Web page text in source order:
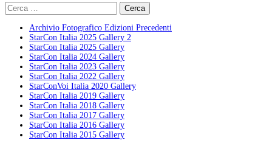
Ricerca
per:
Archivio Fotografico Edizioni Precedenti
StarCon Italia 2025 Gallery 2
StarCon Italia 2025 Gallery
StarCon Italia 2024 Gallery
StarCon Italia 2023 Gallery
StarCon Italia 2022 Gallery
StarConVoi Italia 2020 Gallery
StarCon Italia 2019 Gallery
StarCon Italia 2018 Gallery
StarCon Italia 2017 Gallery
StarCon Italia 2016 Gallery
StarCon Italia 2015 Gallery